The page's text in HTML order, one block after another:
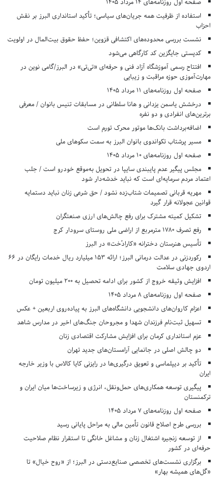
استفاده از ظرفیت همه جریان‌های سیاسی؛ تأکید استانداری البرز بر نقش
احزاب
نشست بررسی محدوده‌های اکتشافی قزوین؛ حفظ حقوق بیت‌المال در اولویت
کدپستی جایگزین کد کارگاهی می‌شود
افتتاح رسمی آموزشگاه آزاد فنی و حرفه‌ای «تی‌تی» در البرز/گامی نوین در
مهارت‌آموزی حوزه مراقبت و زیبایی
صفحه اول روزنامه‌های 11 مرداد 1405
درخشش یاسمن یزدانی و هانا سلطانی در مسابقات تنیس بانوان / معرفی
برترین‌های انفرادی و دو نفره
اضافه‌برداشت بانک‌ها موتور محرک تورم است
مسیر پرشتاب تکواندوی بانوان البرز به سمت سکوهای ملی
صفحه اول روزنامه‌های 10 مرداد 1405
مجلس پیگیر عدم پایبندی سایپا در تحویل به‌موقع خودرو است / جلب
اعتماد مردم سرمایه‌ای است که نباید خدشه‌دار شود
مهریه قربانی تصمیمات شتاب‌زده نشود / حق شرعی زنان نباید دستمایه
قوانین عجولانه قرار گیرد
تشکیل کمیته مشترک برای رفع چالش‌های ارزی صنعتگران
رفع تصرف ۱۷۸۰ مترمربع از اراضی ملی روستای سرودار کرج
تأسیس هنرستان دخترانه «کارادُخت» در البرز
رکوردزنی در عدالت درمانی البرز؛ ارائه ۱۵۳ میلیارد ریال خدمات رایگان در ۶۶
اردوی جهادی سلامت
افزایش وثیقه خروج از کشور برای ادامه تحصیل به ۲۰۰ میلیون تومان
صفحه اول روزنامه‌های 8 مرداد 1405
اعزام کاروان‌های دانشجویی دانشگاه‌های البرز به پیاده‌روی اربعین + عکس
تسهیل ثبت‌نام فرزندان شهدا و مجروحان جنگ‌های اخیر در مدارس شاهد
عزم استانداری کرمان برای افزایش مشارکت اقتصادی زنان
دو چالش اصلی در جانمایی آرامستان‌های جدید تهران
تأکید بر دیپلماسی و تعویق درگیری‌ها در رایزنی کایا کالاس با وزیر خارجه
ایران
پیگیری توسعه همکاری‌های حمل‌ونقل، انرژی و زیرساخت‌ها میان ایران و
ترکمنستان
صفحه اول روزنامه‌های 7 مرداد 1405
بررسی طرح اصلاح قانون تأمین مالی به مراحل پایانی رسید
از توسعه زنجیره اشتغال زنان و مشاغل خانگی تا استقرار نظام صلاحیت
حرفه‌ای در کشور
برگزاری نشست‌های تخصصی صنایع‌دستی در البرز؛ از «روح خیال» تا
«گل‌های همیشه بهار»